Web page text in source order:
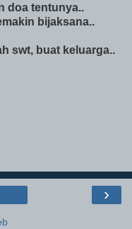
doa tentunya..
bijaksana..
swt, buat keluarga..
›